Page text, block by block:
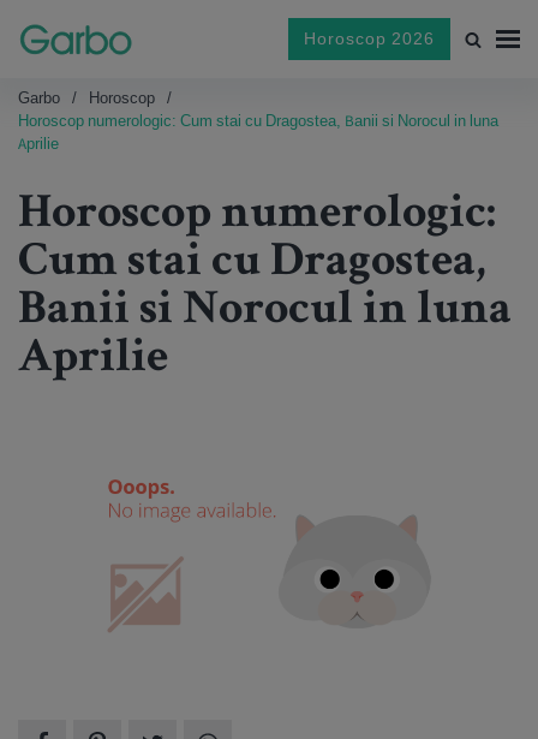
Horoscop 2026
Garbo
Horoscop
Horoscop numerologic: Cum stai cu Dragostea, Banii si Norocul in luna
Aprilie
Horoscop numerologic:
Cum stai cu Dragostea,
Banii si Norocul in luna
Aprilie